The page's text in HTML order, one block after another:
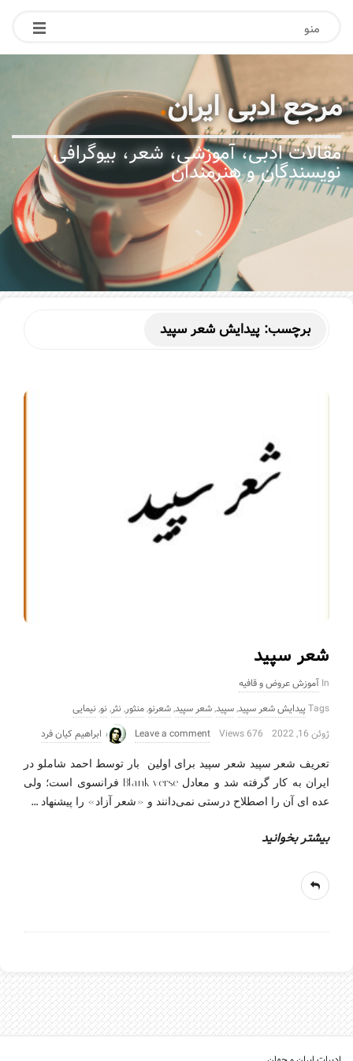
منو
مرجع ادبی ایران.
مقالات ادبی، آموزشی، شعر، بیوگرافی
نویسندگان و هنرمندان
برچسب: پیدایش شعر سپید
شعر سپید
In آموزش عروض و قافیه
Tagsپیدایش شعر سپید,سپید,شعر سپید,شعرنو,منثور,نثر,نو,نیمایی
ژوئن 16, 2022
676 Views
Leave a comment ابراهیم کیان فرد
تعریف شعر سپید شعر سپید برای اولین بار توسط احمد شاملو در
ایران به كار گرفته شد و معادل Blank verse فرانسوی است؛ ولی
عده ای آن را اصطلاح درستی نمی‌دانند و «شعر آزاد» را پیشنهاد …
بیشتر بخوانید